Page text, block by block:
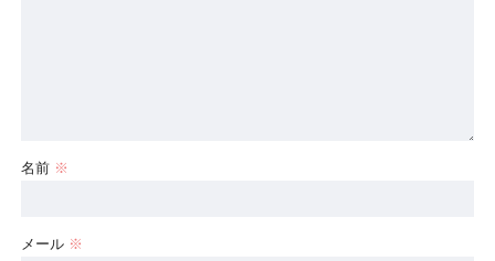
名前 ※
メール ※